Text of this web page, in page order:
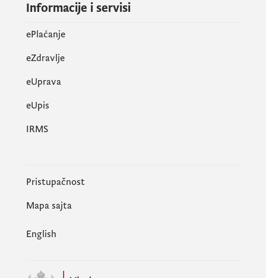
Informacije i servisi
ePlaćanje
eZdravlje
eUprava
еUpis
IRMS
Pristupačnost
Mapa sajta
English